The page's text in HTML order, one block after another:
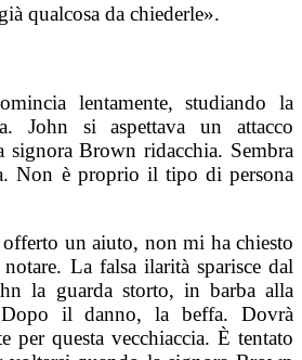
qualcosa da chiederle».
lentamente, studiando la
John si aspettava un attacco
signora Brown ridacchia. Sembra
Non è proprio il tipo di persona
un aiuto, non mi ha chiesto
La falsa ilarità sparisce dal
la guarda storto, in barba alla
Dopo il danno, la beffa. Dovrà
per questa vecchiaccia. È tentato